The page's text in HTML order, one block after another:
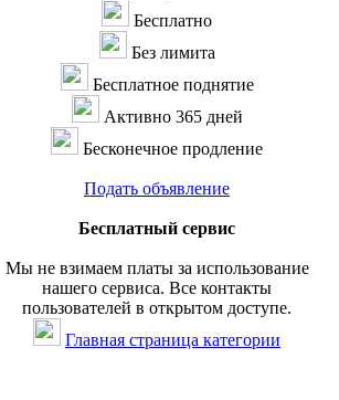
Бесплатно
Без лимита
Бесплатное поднятие
Активно 365 дней
Бесконечное продление
Подать объявление
Бесплатный сервис
Мы не взимаем платы за использование
нашего сервиса. Все контакты
пользователей в открытом доступе.
Главная страница категории